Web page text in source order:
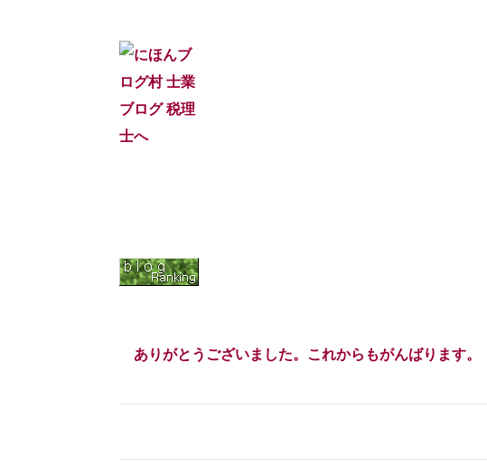
ありがとうございました。これからもがんばります。